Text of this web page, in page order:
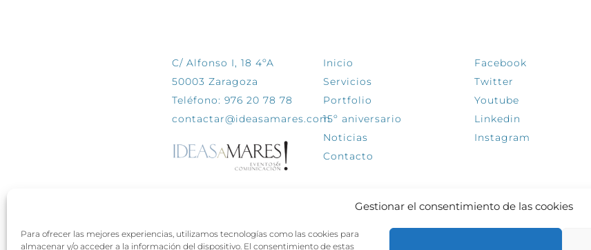
Gestionar el consentimiento de las cookies
Para ofrecer las mejores experiencias, utilizamos tecnologías como las cookies para
almacenar y/o acceder a la información del dispositivo. El consentimiento de estas
C/ Alfonso I, 18 4ºA
50003 Zaragoza
Teléfono: 976 20 78 78
contactar@ideasamares.com
Inicio
Servicios
Portfolio
15º aniversario
Noticias
Contacto
Facebook
Twitter
Youtube
Linkedin
Instagram